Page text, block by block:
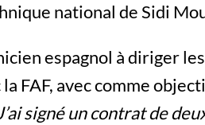
national de Sidi
espagnol à diriger
FAF, avec comme
signé un contrat de